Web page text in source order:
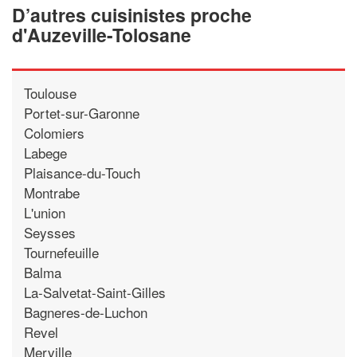
D’autres cuisinistes proche
d'Auzeville-Tolosane
Toulouse
Portet-sur-Garonne
Colomiers
Labege
Plaisance-du-Touch
Montrabe
L'union
Seysses
Tournefeuille
Balma
La-Salvetat-Saint-Gilles
Bagneres-de-Luchon
Revel
Merville